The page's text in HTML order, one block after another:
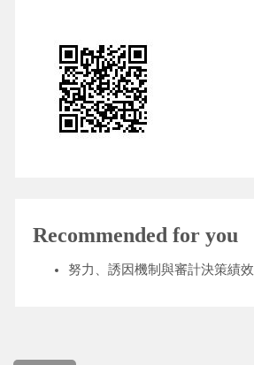
Recommended for you
努力、誘因機制與審計決策績效